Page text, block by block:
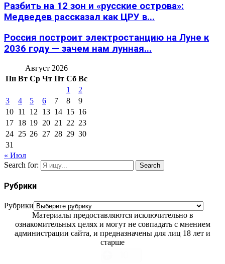
Разбить на 12 зон и «русские острова»:
Медведев рассказал как ЦРУ в...
Россия построит электростанцию на Луне к
2036 году — зачем нам лунная...
Август 2026
Пн Вт Ср Чт Пт Сб Вс
1
2
3
4 5 6 7 8
9
10 11 12 13 14 15 16
17 18 19 20 21 22 23
24 25 26 27 28 29 30
31
« Июл
Search for:
Search
Рубрики
Рубрики
Материалы предоставляются исключительно в
ознакомительных целях и могут не совпадать с мнением
администрации сайта, и предназначены для лиц 18 лет и
старше